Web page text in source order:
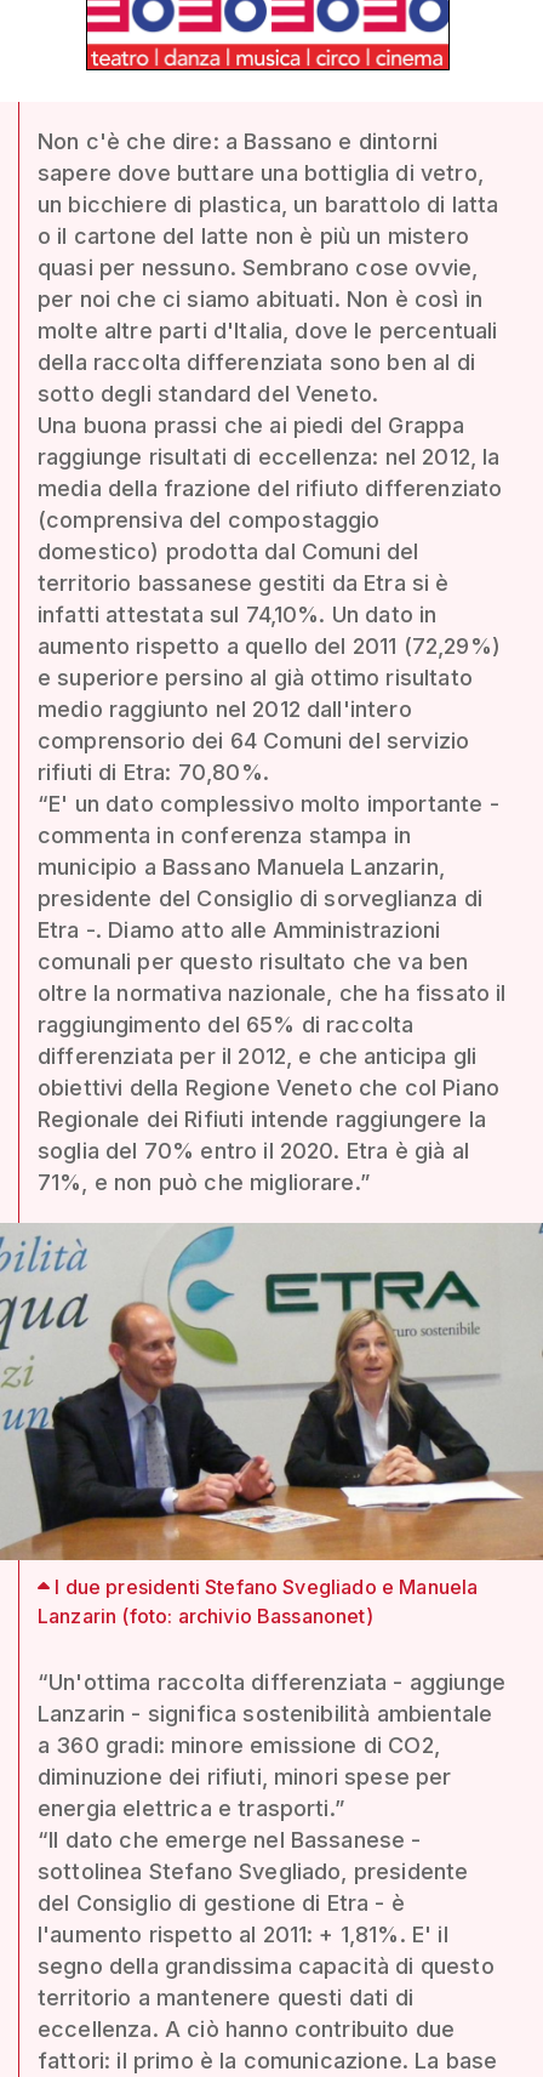
Non c'è che dire: a Bassano e dintorni
sapere dove buttare una bottiglia di vetro,
un bicchiere di plastica, un barattolo di latta
o il cartone del latte non è più un mistero
quasi per nessuno. Sembrano cose ovvie,
per noi che ci siamo abituati. Non è così in
molte altre parti d'Italia, dove le percentuali
della raccolta differenziata sono ben al di
sotto degli standard del Veneto.
Una buona prassi che ai piedi del Grappa
raggiunge risultati di eccellenza: nel 2012, la
media della frazione del rifiuto differenziato
(comprensiva del compostaggio
domestico) prodotta dal Comuni del
territorio bassanese gestiti da Etra si è
infatti attestata sul 74,10%. Un dato in
aumento rispetto a quello del 2011 (72,29%)
e superiore persino al già ottimo risultato
medio raggiunto nel 2012 dall'intero
comprensorio dei 64 Comuni del servizio
rifiuti di Etra: 70,80%.
“E' un dato complessivo molto importante -
commenta in conferenza stampa in
municipio a Bassano Manuela Lanzarin,
presidente del Consiglio di sorveglianza di
Etra -. Diamo atto alle Amministrazioni
comunali per questo risultato che va ben
oltre la normativa nazionale, che ha fissato il
raggiungimento del 65% di raccolta
differenziata per il 2012, e che anticipa gli
obiettivi della Regione Veneto che col Piano
Regionale dei Rifiuti intende raggiungere la
soglia del 70% entro il 2020. Etra è già al
71%, e non può che migliorare.”
I due presidenti Stefano Svegliado e Manuela
Lanzarin (foto: archivio Bassanonet)
“Un'ottima raccolta differenziata - aggiunge
Lanzarin - significa sostenibilità ambientale
a 360 gradi: minore emissione di CO2,
diminuzione dei rifiuti, minori spese per
energia elettrica e trasporti.”
“Il dato che emerge nel Bassanese -
sottolinea Stefano Svegliado, presidente
del Consiglio di gestione di Etra - è
l'aumento rispetto al 2011: + 1,81%. E' il
segno della grandissima capacità di questo
territorio a mantenere questi dati di
eccellenza. A ciò hanno contribuito due
fattori: il primo è la comunicazione. La base